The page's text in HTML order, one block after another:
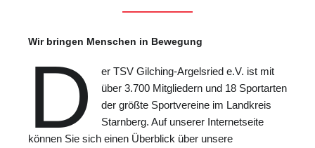
Wir bringen Menschen in Bewegung
D
er TSV Gilching-Argelsried e.V. ist mit
über 3.700 Mitgliedern und 18 Sportarten
der größte Sportvereine im Landkreis
Starnberg. Auf unserer Internetseite
können Sie sich einen Überblick über unsere